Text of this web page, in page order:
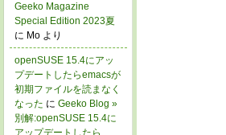
Geeko Magazine
Special Edition 2023夏
に Mo より
openSUSE 15.4にアッ
プデートしたらemacsが
初期ファイルを読まなく
なった に Geeko Blog »
別解:openSUSE 15.4に
アップデートしたら